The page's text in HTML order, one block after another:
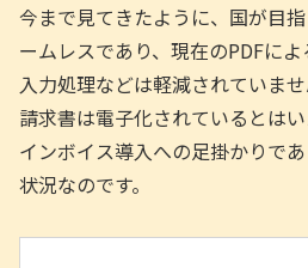
今まで見てきたように、国が目
ームレスであり、現在のPDFに
入力処理などは軽減されていま
請求書は電子化されているとは
インボイス導入への足掛かりで
状況なのです。